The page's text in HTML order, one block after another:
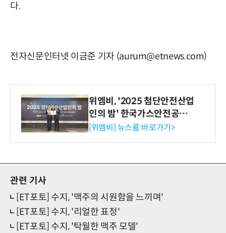
다.
전자신문인터넷 이금준 기자 (aurum@etnews.com)
위엠비, '2025 첨단안전산업
인의 밤' 한국가스안전공사
사장상 수상
[위엠비] 뉴스룸 바로가기>
관련 기사
[ET포토] 수지, '맥주의 시원함을 느끼며'
[ET포토] 수지, '리얼한 표정'
[ET포토] 수지, '탁월한 맥주 모델'